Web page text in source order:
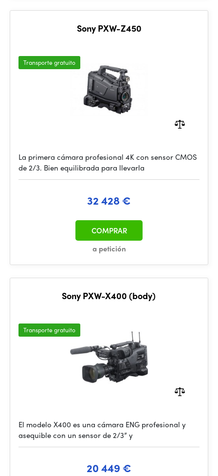
Sony PXW-Z450
Transporte gratuito
La primera cámara profesional 4K con sensor CMOS
de 2/3. Bien equilibrada para llevarla
32 428 €
a petición
COMPRAR
Sony PXW-X400 (body)
Transporte gratuito
El modelo X400 es una cámara ENG profesional y
asequible con un sensor de 2/3” y
20 449 €